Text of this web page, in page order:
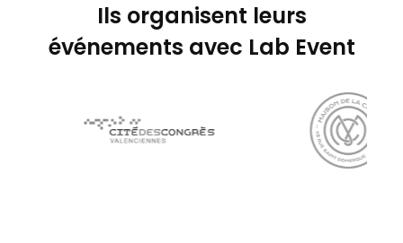
Ils organisent leurs
événements avec Lab Event